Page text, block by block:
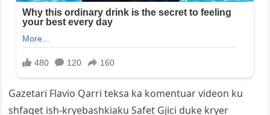
Gazetari Flavio Qarri teksa ka komentuar videon ku
shfaqet ish-kryebashkiaku Safet Gjici duke kryer